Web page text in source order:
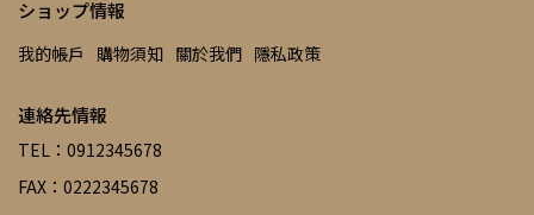
ショップ情報
我的帳戶 購物須知 關於我們 隱私政策
連絡先情報
TEL：0912345678
FAX：0222345678